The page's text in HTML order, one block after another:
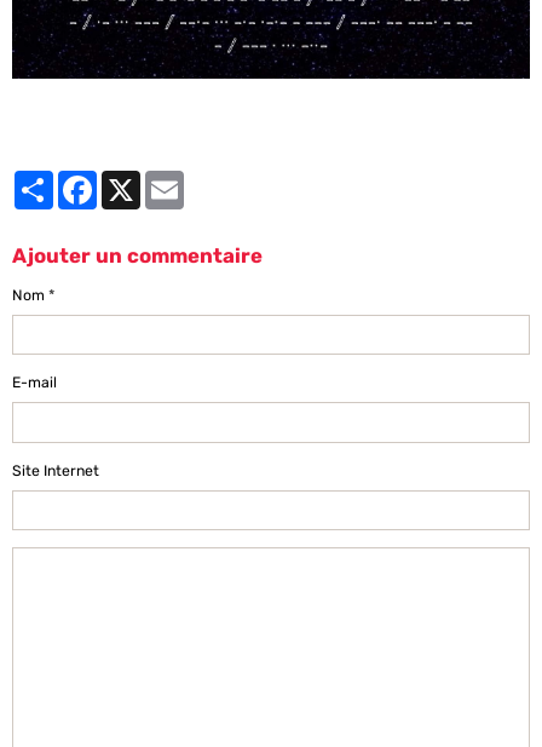
PartagerFacebook
X
Ajouter un commentaire
Nom
E-mail
Site Internet